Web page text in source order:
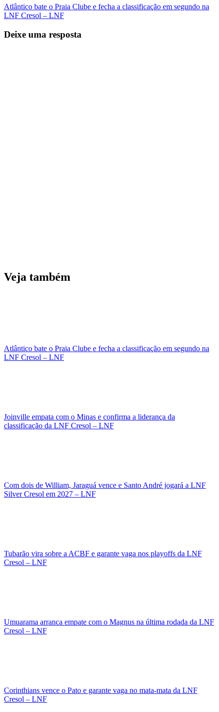
Atlântico bate o Praia Clube e fecha a classificação em segundo na
LNF Cresol – LNF
Deixe uma resposta
Veja também
Atlântico bate o Praia Clube e fecha a classificação em segundo na
LNF Cresol – LNF
Joinville empata com o Minas e confirma a liderança da
classificação da LNF Cresol – LNF
Com dois de William, Jaraguá vence e Santo André jogará a LNF
Silver Cresol em 2027 – LNF
Tubarão vira sobre a ACBF e garante vaga nos playoffs da LNF
Cresol – LNF
Umuarama arranca empate com o Magnus na última rodada da LNF
Cresol – LNF
Corinthians vence o Pato e garante vaga no mata-mata da LNF
Cresol – LNF